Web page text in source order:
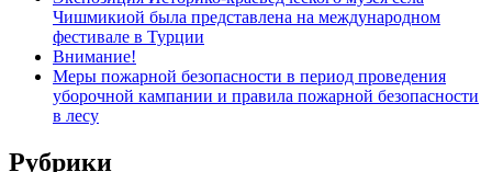
Чишмикиой была представлена на международном
фестивале в Турции
Внимание!
Меры пожарной безопасности в период проведения
уборочной кампании и правила пожарной безопасности
в лесу
Рубрики